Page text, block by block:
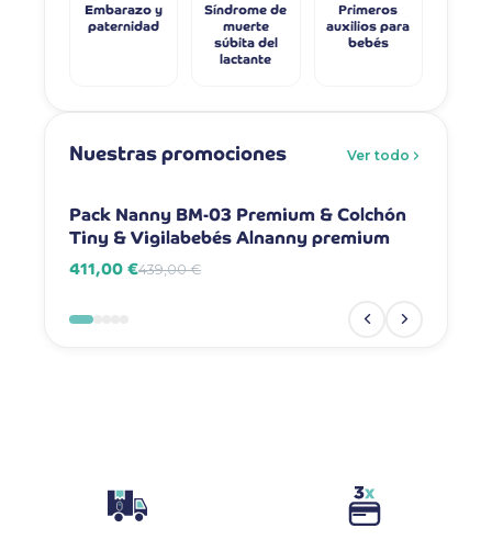
Embarazo y
paternidad
Síndrome de
muerte
súbita del
lactante
Primeros
auxilios para
bebés
Nuestras promociones Ver todo
Pack Nanny BM-03 Premium & Colchón
Tiny & Vigilabebés Alnanny premium
411,00 €439,00 €